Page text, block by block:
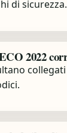
di sicurezza.
2022
collegati